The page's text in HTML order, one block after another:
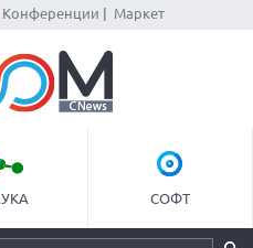
Конференции Маркет
СОФТ